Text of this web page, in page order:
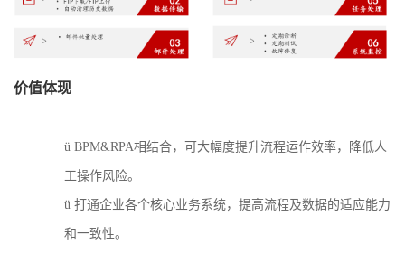
价值体现
ü BPM&RPA相结合，可大幅度提升流程运作效率，降低人
工操作风险。
ü 打通企业各个核心业务系统，提高流程及数据的适应能力
和一致性。